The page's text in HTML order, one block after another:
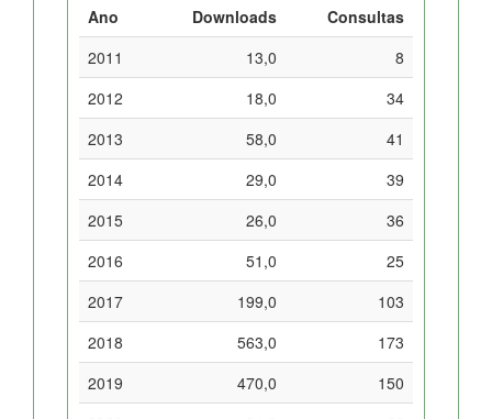
Ano Downloads
Consultas
2011
13,0
8
2012
18,0
34
2013
58,0
41
2014
29,0
39
2015
26,0
36
2016
51,0
25
2017
199,0
103
2018
563,0
173
2019
470,0
150